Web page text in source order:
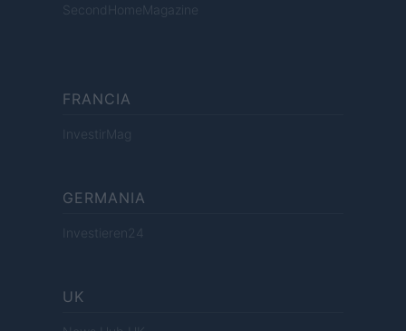
SecondHomeMagazine
FRANCIA
InvestirMag
GERMANIA
Investieren24
UK